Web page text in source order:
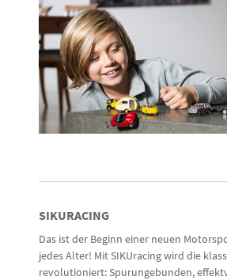
SIKURACING
Das ist der Beginn einer neuen
jedes Alter! Mit SIKUracing wird die
revolutioniert: Spurungebunden,